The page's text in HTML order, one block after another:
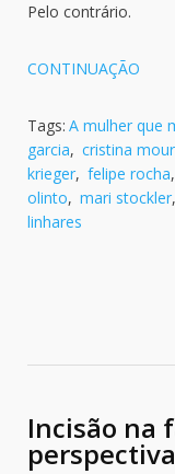
Pelo contrário.
CONTINUAÇÃO
Tags: A mulher que
garcia, cristina
krieger, felipe rocha,
olinto, mari stockler,
linhares
Incisão na